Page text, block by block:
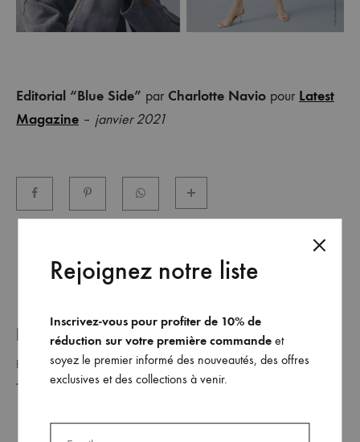
commandez
les
dernières
Editorial “Blue Side” par Charlotte Navio pour Latest
Magazine – janvier 2021
REJOINDRE NOTRE LISTE _
Rejoignez notre liste
Inscrivez-vous pour profiter de 10% de
réduction sur votre première commande et
soyez le premier informé des nouveautés, des offres
exclusives et des collections à venir.